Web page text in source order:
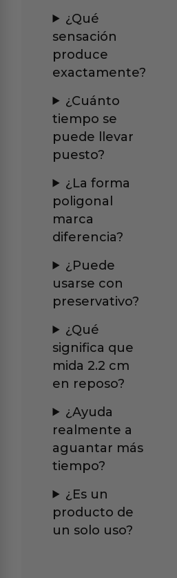
¿Qué
sensación
produce
exactamente?
¿Cuánto
tiempo se
puede llevar
puesto?
¿La forma
poligonal
marca
diferencia?
¿Puede
usarse con
preservativo?
¿Qué
significa que
mida 2.2 cm
en reposo?
¿Ayuda
realmente a
aguantar más
tiempo?
¿Es un
producto de
un solo uso?